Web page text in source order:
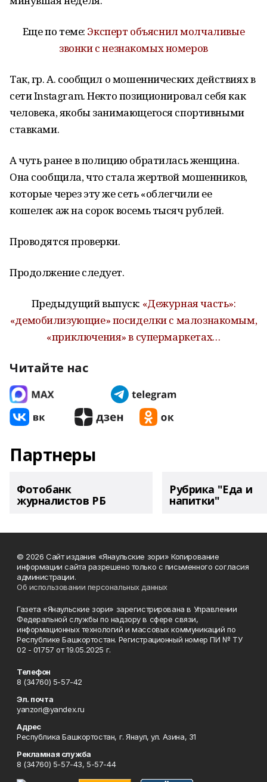
Еще по теме: Эксперт объяснил молчаливые
звонки с незнакомых номеров
Так, гр. А. сообщил о мошеннических действиях в
сети Instagram. Некто позиционировал себя как
человека, якобы занимающегося спортивными
ставками.
А чуть ранее в полицию обратилась женщина.
Она сообщила, что стала жертвой мошенников,
которые через эту же сеть «облегчили ее
кошелек аж на сорок восемь тысяч рублей.
Проводятся проверки.
Продолжение следует.
Предыдущий выпуск: «Дежурная часть»:
«демобилизующие» посиделки с малознакомым,
«приключения» в супермаркетах…
Читайте нас
Партнеры
Фотобанк
журналистов РБ
Рубрика "Еда и
напитки"
© 2026 Сайт издания «Янаульские зори» Копирование
информации сайта разрешено только с письменного согласия
администрации.
Об использовании персональных данных
Газета «Янаульские зори» зарегистрирована в Управлении
Федеральной службы по надзору в сфере связи,
информационных технологий и массовых коммуникаций по
Республике Башкортостан. Регистрационный номер ПИ № ТУ
02 - 01757 от 19.05.2025 г.
Телефон
8 (34760) 5-57-42
Эл. почта
yanzori@yandex.ru
Адрес
Республика Башкортостан, г. Янаул, ул. Азина, 31
Рекламная служба
8 (34760) 5-57-43, 5-57-44